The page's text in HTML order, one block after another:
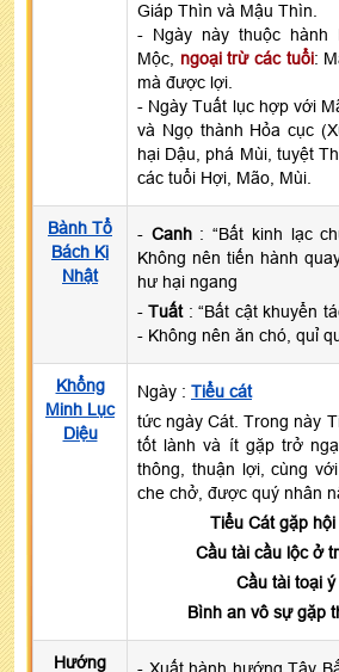
Giáp Thìn và Mậu Thìn.
- Ngày này thuộc hành
Mộc, ngoại trừ các tuổi:
mà được lợi.
- Ngày Tuất lục hợp với
và Ngọ thành Hỏa cục
hại Dậu, phá Mùi, tuyệt
các tuổi Hợi, Mão, Mùi.
Bành Tổ
Bách Kị
Nhật
- Canh: “Bất kinh lạc
Không nên tiến hành
hư hại ngang
-Tuất: “Bất cật khuyển
- Không nên ăn chó, quỉ
Khổng
Minh Lục
Diệu
Ngày : Tiểu cát
tức ngày Cát. Trong này
tốt lành và ít gặp trở
thông, thuận lợi, cùng
che chở, được quý nhân
Tiểu Cát gặp
Cầu tài cầu lộc ở
Cầu tài toại
Bình an vô sự gặp
Hướng